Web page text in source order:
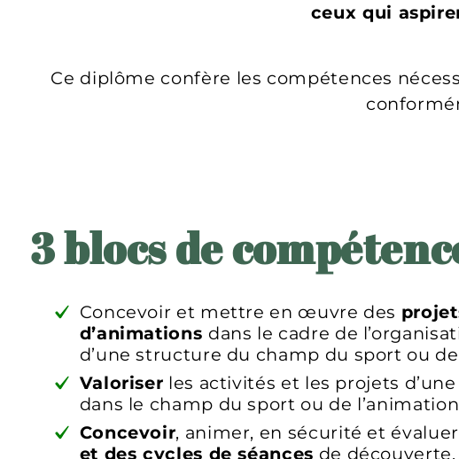
ceux qui
Ce diplôme confère les compétences
3 blocs de
Concevoir et mettre en œuvre des
d’animations dans le cadre de
d’une structure du champ du sport ou de
Valoriser les activités et les projets
dans le champ du sport ou de l’animation
Concevoir, animer, en sécurité et
et des cycles de séances de